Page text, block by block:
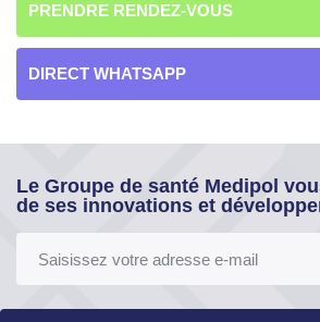
PRENDRE RENDEZ-VOUS
DIRECT WHATSAPP
Le Groupe de santé Medipol
de ses innovations et